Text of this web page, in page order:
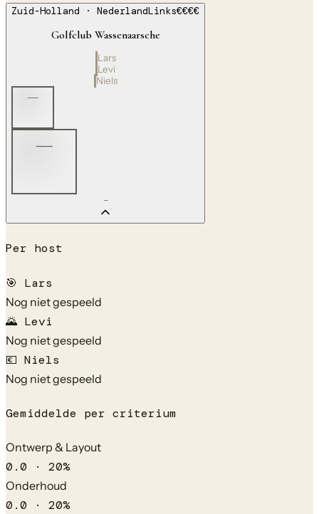
Zuid-Holland · NederlandLinks€€€€
Golfclub Wassenaarsche
Lars
Levi
Niels
—
—
—
Per host
🎯 Lars
Nog niet gespeeld
🌄 Levi
Nog niet gespeeld
💶 Niels
Nog niet gespeeld
Gemiddelde per criterium
Ontwerp & Layout
0.0 · 20%
Onderhoud
0.0 · 20%